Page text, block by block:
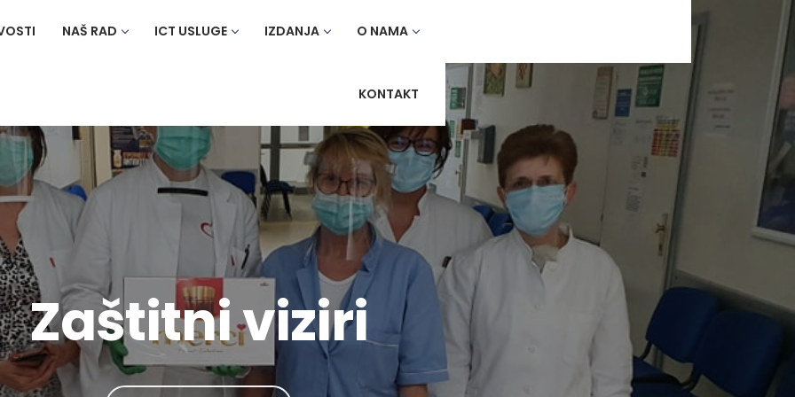
NAŠ RAD ICT USLUGE IZDANJA O NAMA
KONTAKT
Zaštitni viziri